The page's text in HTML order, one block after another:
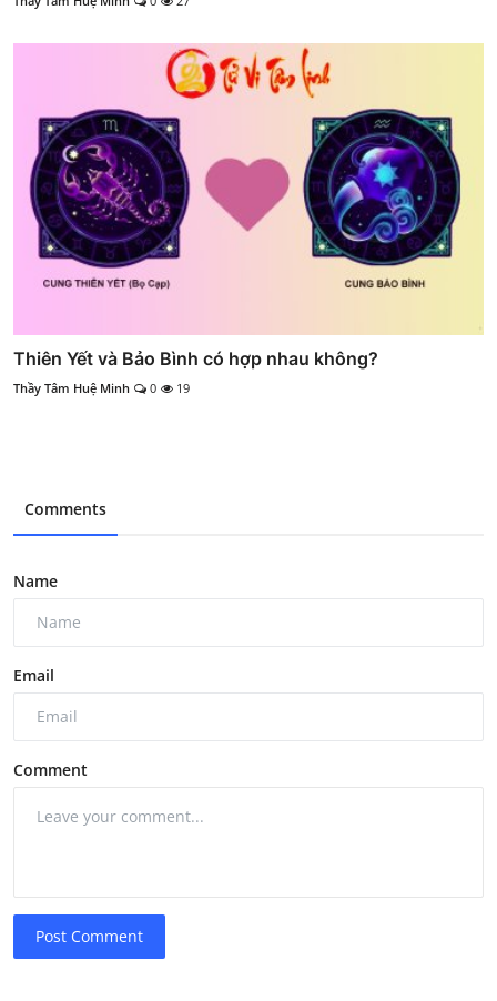
Thiên Yết và Bảo Bình có hợp nhau không?
Thầy Tâm Huệ Minh 0 19
Comments
Name
Email
Comment
Post Comment